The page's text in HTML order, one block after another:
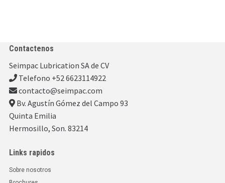
Contactenos
Seimpac Lubrication SA de CV
Telefono +52 6623114922
contacto@seimpac.com
Bv. Agustín Gómez del Campo 93
Quinta Emilia
Hermosillo, Son. 83214
Links rapidos
Sobre nosotros